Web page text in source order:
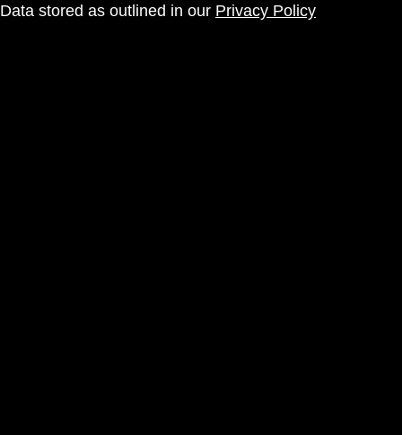
Data stored as outlined in our Privacy Policy